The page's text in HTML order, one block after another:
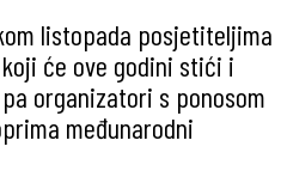
listopada posjetiteljima
će ove godini stići i
organizatori s ponosom
međunarodni